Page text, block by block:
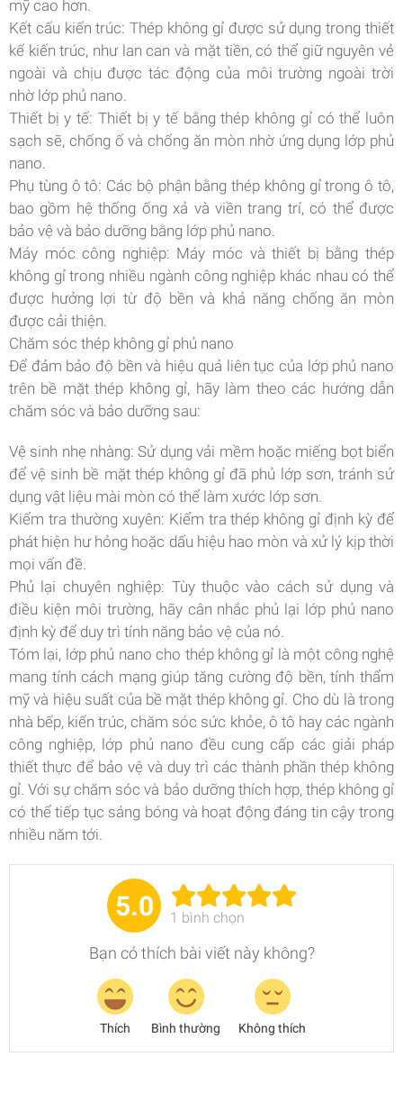
mỹ cao hơn.
Kết cấu kiến ​​trúc: Thép không gỉ được sử dụng trong thiết
kế kiến ​​trúc, như lan can và mặt tiền, có thể giữ nguyên vẻ
ngoài và chịu được tác động của môi trường ngoài trời
nhờ lớp phủ nano.
Thiết bị y tế: Thiết bị y tế bằng thép không gỉ có thể luôn
sạch sẽ, chống ố và chống ăn mòn nhờ ứng dụng lớp phủ
nano.
Phụ tùng ô tô: Các bộ phận bằng thép không gỉ trong ô tô,
bao gồm hệ thống ống xả và viền trang trí, có thể được
bảo vệ và bảo dưỡng bằng lớp phủ nano.
Máy móc công nghiệp: Máy móc và thiết bị bằng thép
không gỉ trong nhiều ngành công nghiệp khác nhau có thể
được hưởng lợi từ độ bền và khả năng chống ăn mòn
được cải thiện.
Chăm sóc thép không gỉ phủ nano
Để đảm bảo độ bền và hiệu quả liên tục của lớp phủ nano
trên bề mặt thép không gỉ, hãy làm theo các hướng dẫn
chăm sóc và bảo dưỡng sau:
Vệ sinh nhẹ nhàng: Sử dụng vải mềm hoặc miếng bọt biển
để vệ sinh bề mặt thép không gỉ đã phủ lớp sơn, tránh sử
dụng vật liệu mài mòn có thể làm xước lớp sơn.
Kiểm tra thường xuyên: Kiểm tra thép không gỉ định kỳ để
phát hiện hư hỏng hoặc dấu hiệu hao mòn và xử lý kịp thời
mọi vấn đề.
Phủ lại chuyên nghiệp: Tùy thuộc vào cách sử dụng và
điều kiện môi trường, hãy cân nhắc phủ lại lớp phủ nano
định kỳ để duy trì tính năng bảo vệ của nó.
Tóm lại, lớp phủ nano cho thép không gỉ là một công nghệ
mang tính cách mạng giúp tăng cường độ bền, tính thẩm
mỹ và hiệu suất của bề mặt thép không gỉ. Cho dù là trong
nhà bếp, kiến ​​trúc, chăm sóc sức khỏe, ô tô hay các ngành
công nghiệp, lớp phủ nano đều cung cấp các giải pháp
thiết thực để bảo vệ và duy trì các thành phần thép không
gỉ. Với sự chăm sóc và bảo dưỡng thích hợp, thép không gỉ
có thể tiếp tục sáng bóng và hoạt động đáng tin cậy trong
nhiều năm tới.
5.0 1 bình chọn
Bạn có thích bài viết này không?
Thích Bình thường Không thích